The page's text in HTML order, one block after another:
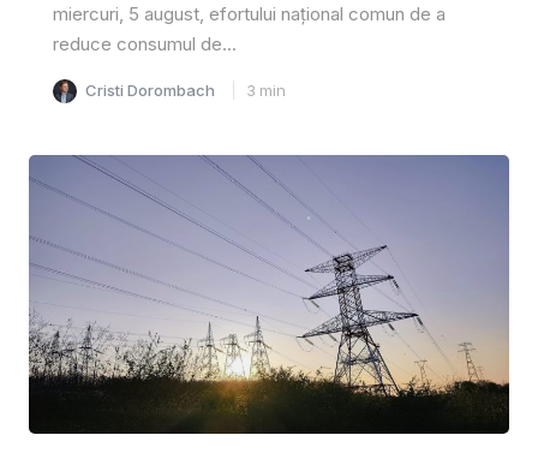
miercuri, 5 august, efortului național comun de a
reduce consumul de...
Cristi Dorombach 3 min